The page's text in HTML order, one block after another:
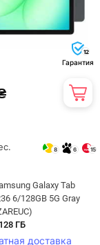
12
Гарантия
8 6 15
Galaxy Tab
6/128GB 5G Gray
128 ГБ
доставка